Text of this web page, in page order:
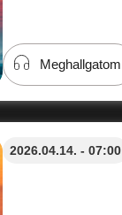
Meghallgatom
2026.04.14. - 07:00